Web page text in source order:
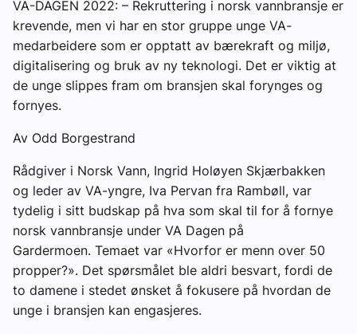
Aktuelle prosjekter
VA-DAGEN 2022: – Rekruttering i norsk vannbransje er
krevende, men vi har en stor gruppe unge VA-
medarbeidere som er opptatt av bærekraft og miljø,
digitalisering og bruk av ny teknologi. Det er viktig at
de unge slippes fram om bransjen skal forynges og
fornyes.
Av Odd Borgestrand
Rådgiver i Norsk Vann, Ingrid Holøyen Skjærbakken
og leder av VA-yngre, Iva Pervan fra Rambøll, var
tydelig i sitt budskap på hva som skal til for å fornye
norsk vannbransje under VA Dagen på
Gardermoen. Temaet var «Hvorfor er menn over 50
propper?». Det spørsmålet ble aldri besvart, fordi de
to damene i stedet ønsket å fokusere på hvordan de
unge i bransjen kan engasjeres.